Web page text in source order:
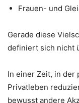
Frauen- und
Gerade diese
definiert sich nicht
In einer Zeit, in der
Privatleben
bewusst andere